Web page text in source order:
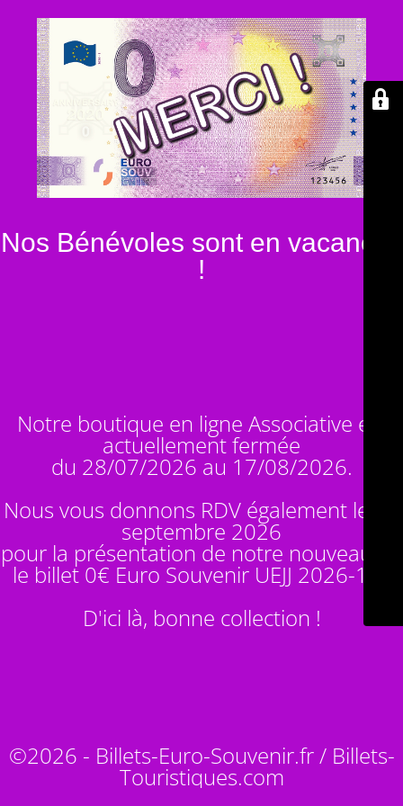
Nos Bénévoles sont en vacances
!
Notre boutique en ligne Associative est
actuellement fermée
du 28/07/2026 au 17/08/2026.
Nous vous donnons RDV également le 14
septembre 2026
pour la présentation de notre nouveauté :
le billet 0€ Euro Souvenir UEJJ 2026-10
D'ici là, bonne collection !
©2026 - Billets-Euro-Souvenir.fr / Billets-
Touristiques.com